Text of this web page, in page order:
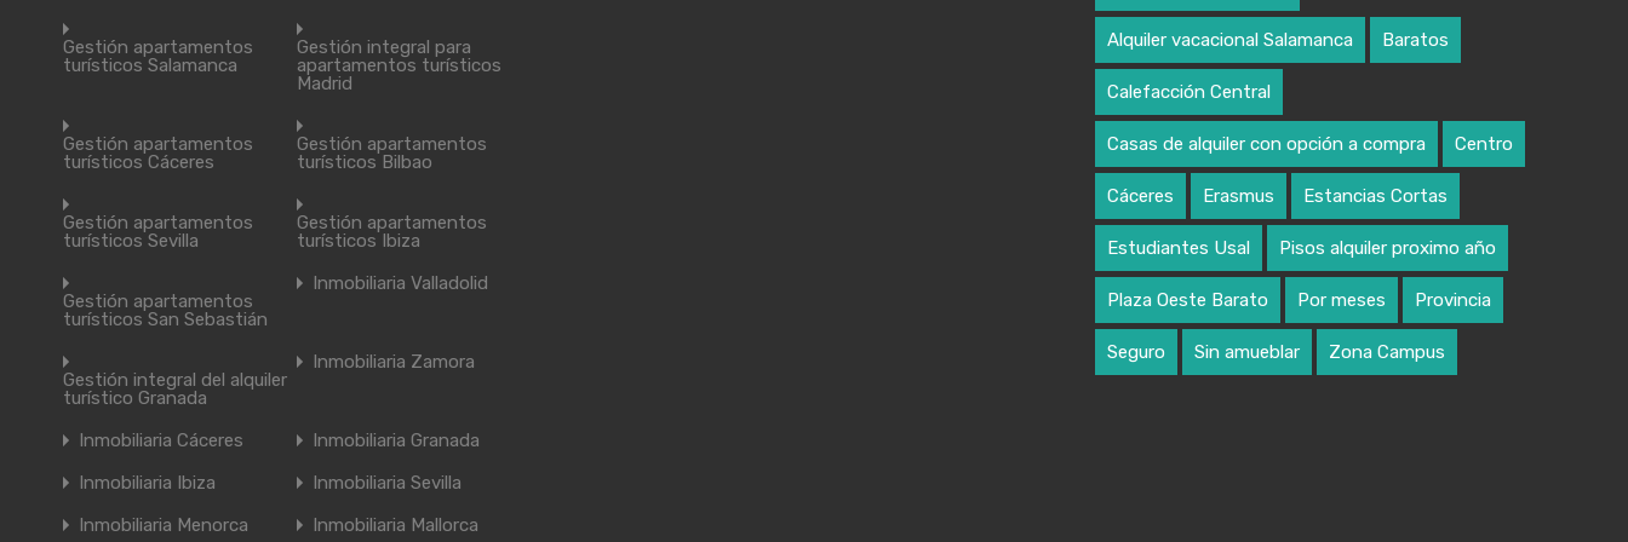
Gestión apartamentos
turísticos Salamanca
Gestión integral para
apartamentos turísticos
Madrid
Gestión apartamentos
turísticos Cáceres
Gestión apartamentos
turísticos Bilbao
Gestión apartamentos
turísticos Sevilla
Gestión apartamentos
turísticos Ibiza
Gestión apartamentos
turísticos San Sebastián
Inmobiliaria Valladolid
Gestión integral del alquiler
turístico Granada
Inmobiliaria Zamora
Inmobiliaria Cáceres
Inmobiliaria Granada
Inmobiliaria Ibiza
Inmobiliaria Sevilla
Inmobiliaria Menorca
Inmobiliaria Mallorca
Alquiler vacacional Salamanca Baratos
Calefacción Central
Casas de alquiler con opción a compra Centro
Cáceres Erasmus Estancias Cortas
Estudiantes Usal Pisos alquiler proximo año
Plaza Oeste Barato Por meses Provincia
Seguro Sin amueblar Zona Campus